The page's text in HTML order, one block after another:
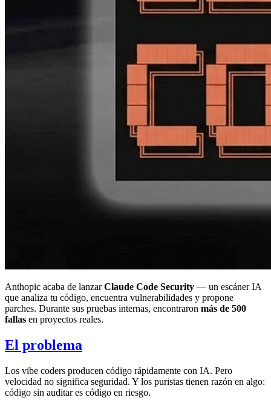
Anthopic acaba de lanzarClaude Code Security — un escáner IA
que analiza tu código, encuentra vulnerabilidades y propone
parches. Durante sus pruebas internas, encontraron más de 500
fallas en proyectos reales.
El problema
Los vibe coders producen código rápidamente con IA. Pero
velocidad no significa seguridad. Y los puristas tienen razón en algo:
código sin auditar es código en riesgo.